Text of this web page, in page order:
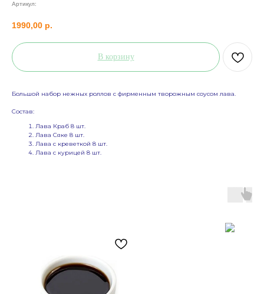
Артикул:
1990,00 р.
В корзину
Большой набор нежных роллов с фирменным творожным соусом лава.
Состав:
Лава Краб 8 шт.
Лава Сяке 8 шт.
Лава с креветкой 8 шт.
Лава с курицей 8 шт.